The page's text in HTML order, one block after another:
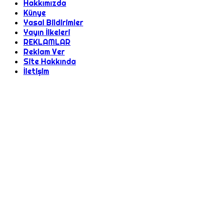
Hakkımızda
Künye
Yasal Bildirimler
Yayın İlkeleri
REKLAMLAR
Reklam Ver
Site Hakkında
İletişim